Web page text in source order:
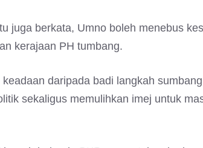
juga berkata, Umno boleh menebus
kerajaan PH tumbang.
daripada badi langkah
sekaligus memulihkan imej untuk